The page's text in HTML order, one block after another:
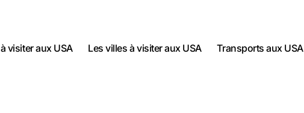
visiter aux USA
Les villes à visiter aux USA Transports aux USA